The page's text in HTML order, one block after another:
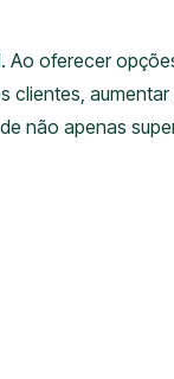
Ao oferecer
clientes, aumentar
não apenas